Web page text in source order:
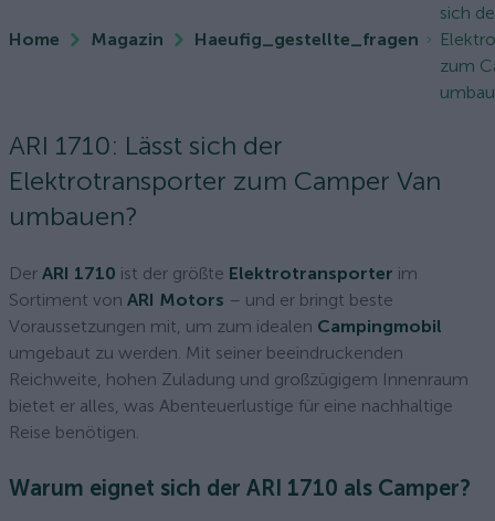
Home Magazin Haeufig_gestellte_fragen
sich
zum
ARI 1710: Lässt sich der
Elektrotransporter zum Camper Van
umbauen?
Der ARI 1710 ist der größte Elektrotransporter im
Sortiment von ARI Motors – und er bringt beste
Voraussetzungen mit, um zum idealen Campingmobil
umgebaut zu werden. Mit seiner beeindruckenden
Reichweite, hohen Zuladung und großzügigem Innenraum
bietet er alles, was Abenteuerlustige für eine nachhaltige
Reise benötigen.
Warum eignet sich der ARI 1710 als Camper?